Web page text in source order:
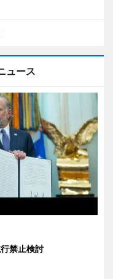
ュース
禁止検討